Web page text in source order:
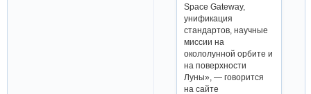
Space Gateway,
унификация
стандартов, научные
миссии на
окололунной орбите и
на поверхности
Луны», — говорится
на сайте